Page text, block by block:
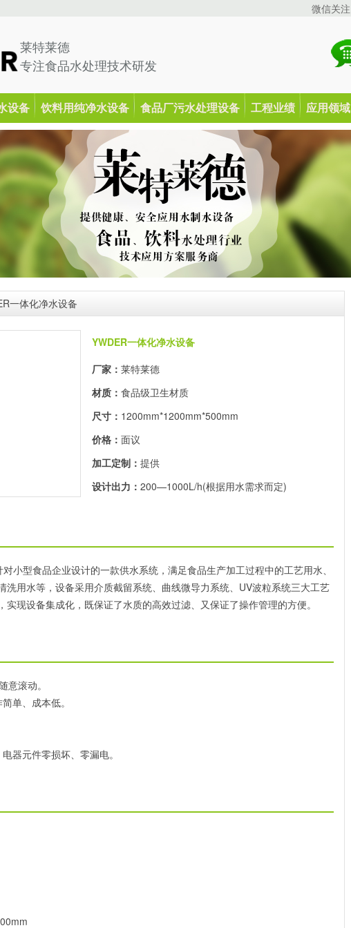
微信关注
莱特莱德
专注食品水处理技术研发
设备 饮料用纯净水设备 食品厂污水处理设备 工程业绩 应用领域
一体化净水设备
YWDER一体化净水设备
厂家： 莱特莱德
材质： 食品级卫生材质
尺寸： 1200mm*1200mm*500mm
价格： 面议
加工定制： 提供
设计出力： 200—1000L/h(根据用水需求而定)
小型食品企业设计的一款供水系统，满足食品生产加工过程中的工艺用水、
洗用水等，设备采用介质截留系统、曲线微导力系统、UV波粒系统三大工艺
现设备集成化，既保证了水质的高效过滤、又保证了操作管理的方便。
意滚动。
单、成本低。
器元件零损坏、零漏电。